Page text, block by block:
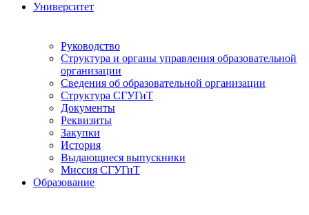
Университет
Руководство
Структура и органы управления образовательной
организации
Сведения об образовательной организации
Структура СГУГиТ
Документы
Реквизиты
Закупки
История
Выдающиеся выпускники
Миссия СГУГиТ
Образование